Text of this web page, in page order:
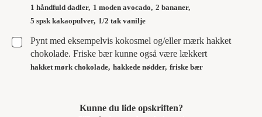
1 håndfuld dadler, 1 moden avocado, 2 bananer,
5 spsk kakaopulver, 1/2 tak vanilje
▢
Pynt med eksempelvis kokosmel og/eller mærk hakket
chokolade. Friske bær kunne også være lækkert
hakket mørk chokolade, hakkede nødder, friske bær
Kunne du lide opskriften?